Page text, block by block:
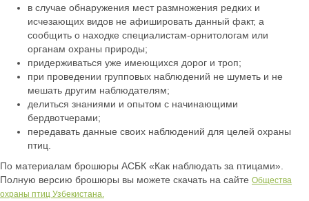
в случае обнаружения мест размножения редких и
исчезающих видов не афишировать данный факт, а
сообщить о находке специалистам-орнитологам или
органам охраны природы;
придерживаться уже имеющихся дорог и троп;
при проведении групповых наблюдений не шуметь и не
мешать другим наблюдателям;
делиться знаниями и опытом с начинающими
бердвотчерами;
передавать данные своих наблюдений для целей охраны
птиц.
По материалам брошюры АСБК «Как наблюдать за птицами».
Полную версию брошюры вы можете скачать на сайте Общества
охраны птиц Узбекистана.